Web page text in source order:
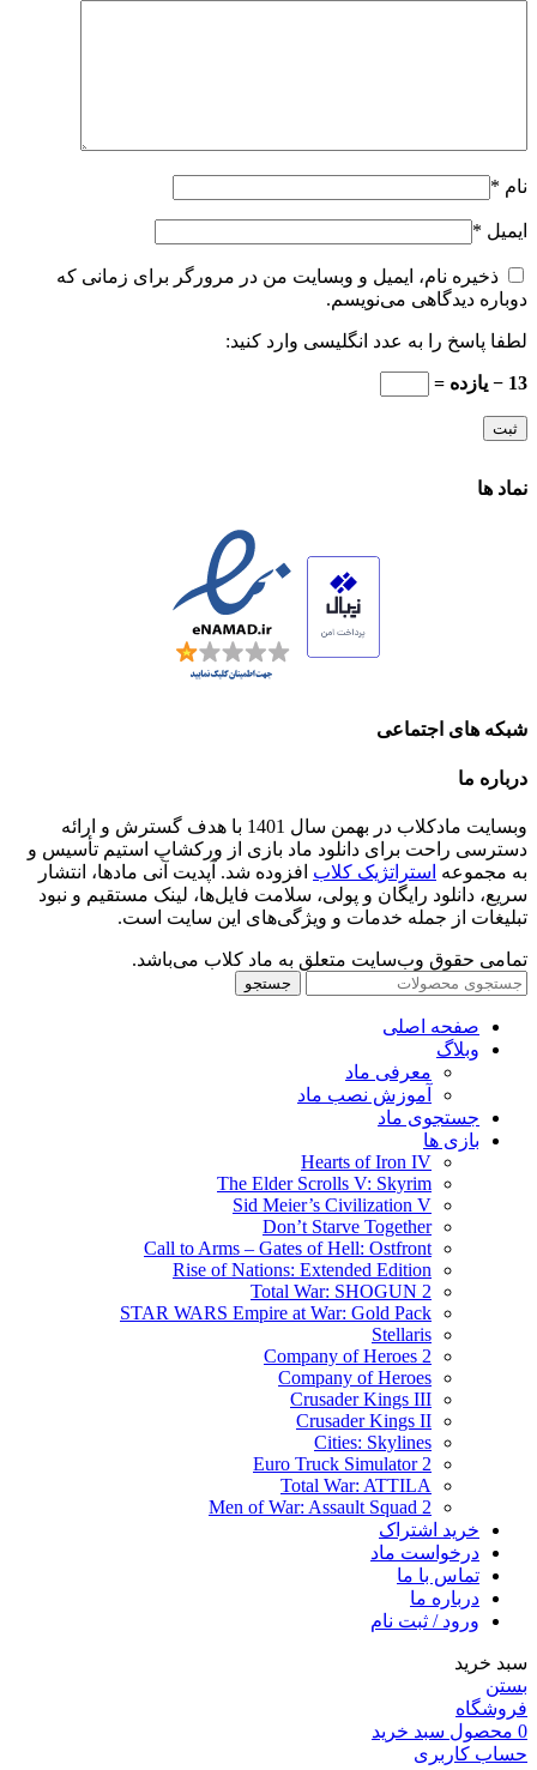
نام *
ایمیل *
ذخیره نام، ایمیل و وبسایت من در مرورگر برای زمانی که
دوباره دیدگاهی می‌نویسم.
لطفا پاسخ را به عدد انگلیسی وارد کنید:
13 − یازده =
نماد ها
شبکه های اجتماعی
درباره ما
وبسایت مادکلاب در بهمن سال 1401 با هدف گسترش و ارائه
دسترسی راحت برای دانلود ماد بازی از ورکشاپ استیم تأسیس و
به مجموعه استراتژیک کلاب افزوده شد. آپدیت آنی مادها، انتشار
سریع، دانلود رایگان و پولی، سلامت فایل‌ها، لینک مستقیم و نبود
تبلیغات از جمله خدمات و ویژگی‌های این سایت است.
تمامی حقوق وب‌سایت متعلق به ماد کلاب می‌باشد.
جستجو
صفحه اصلی
وبلاگ
معرفی ماد
آموزش نصب ماد
جستجوی ماد
بازی ها
Hearts of Iron IV
The Elder Scrolls V: Skyrim
Sid Meier’s Civilization V
Don’t Starve Together
Call to Arms – Gates of Hell: Ostfront
Rise of Nations: Extended Edition
Total War: SHOGUN 2
STAR WARS Empire at War: Gold Pack
Stellaris
Company of Heroes 2
Company of Heroes
Crusader Kings III
Crusader Kings II
Cities: Skylines
Euro Truck Simulator 2
Total War: ATTILA
Men of War: Assault Squad 2
خرید اشتراک
درخواست ماد
تماس با ما
درباره ما
ورود / ثبت نام
سبد خرید
بستن
فروشگاه
0 محصول سبد خرید
حساب کاربری